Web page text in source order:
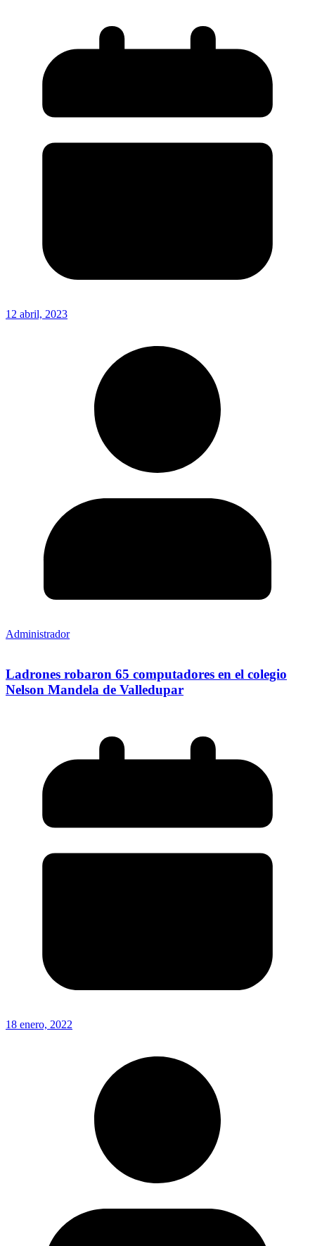
12 abril, 2023
Administrador
Ladrones robaron 65 computadores en el colegio
Nelson Mandela de Valledupar
18 enero, 2022